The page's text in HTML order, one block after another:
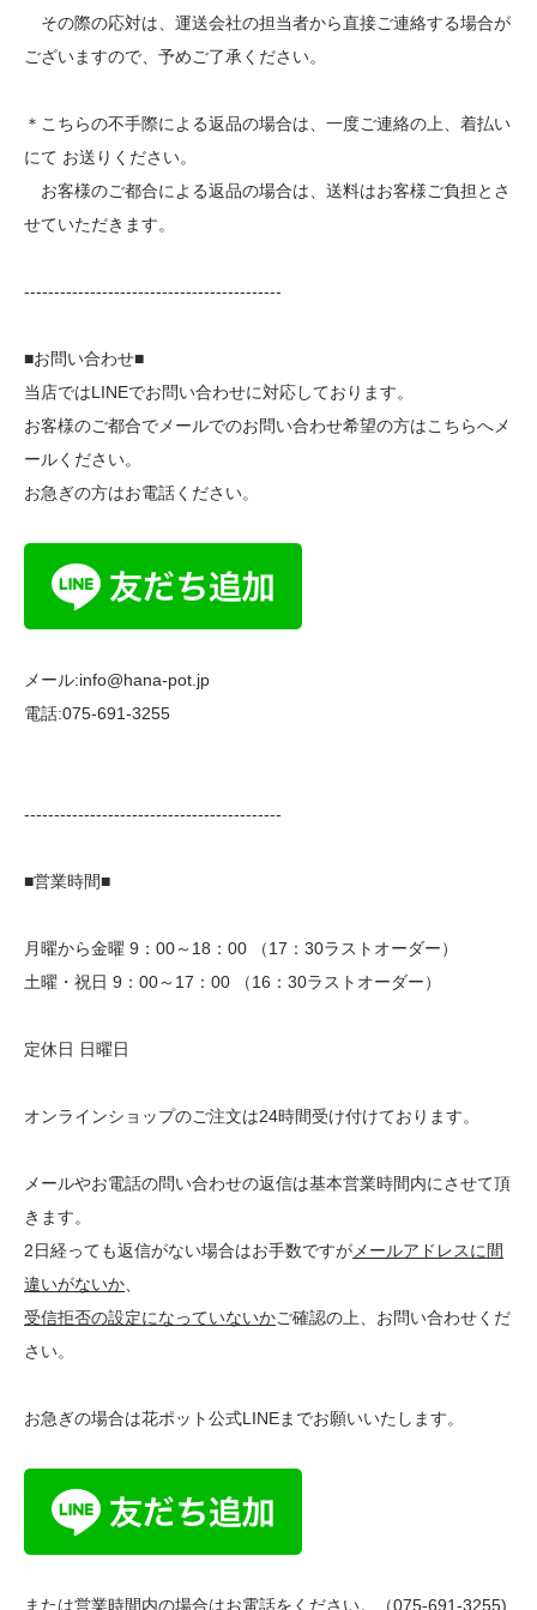
その際の応対は、運送会社の担当者から直接ご連絡する場合が
ございますので、予めご了承ください。
＊こちらの不手際による返品の場合は、一度ご連絡の上、着払い
にて お送りください。
お客様のご都合による返品の場合は、送料はお客様ご負担とさ
せていただきます。
-------------------------------------------
■お問い合わせ■
当店ではLINEでお問い合わせに対応しております。
お客様のご都合でメールでのお問い合わせ希望の方はこちらへメ
ールください。
お急ぎの方はお電話ください。
メール:info@hana-pot.jp
電話:075-691-3255
-------------------------------------------
■営業時間■
月曜から金曜 9：00～18：00 （17：30ラストオーダー）
土曜・祝日 9：00～17：00 （16：30ラストオーダー）
定休日 日曜日
オンラインショップのご注文は24時間受け付けております。
メールやお電話の問い合わせの返信は基本営業時間内にさせて頂
きます。
2日経っても返信がない場合はお手数ですが メールアドレスに間
違いがないか
受信拒否の設定になっていないかご確認の上、お問い合わせくだ
さい。
お急ぎの場合は花ポット公式LINEまでお願いいたします。
または営業時間内の場合はお電話をください。（075-691-3255)